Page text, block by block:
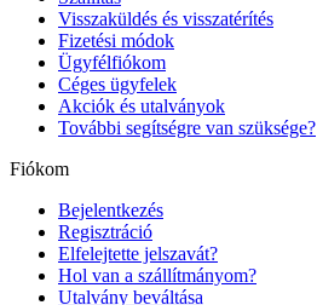
Visszaküldés és visszatérítés
Fizetési módok
Ügyfélfiókom
Céges ügyfelek
Akciók és utalványok
További segítségre van szüksége?
Fiókom
Bejelentkezés
Regisztráció
Elfelejtette jelszavát?
Hol van a szállítmányom?
Utalvány beváltása